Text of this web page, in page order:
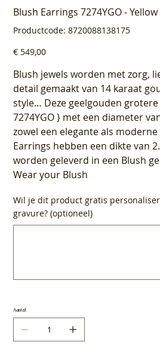
Blush Earrings 7274YGO -
Productcode: Productcode
8720088138175
8720088138175
Prijs
€ 549,00
Blush jewels worden met zorg,
detail gemaakt van 14 karaat
style… Deze geelgouden
7274YGO } met een diameter
zowel een elegante als
Earrings hebben een dikte van
worden geleverd in een Blush
Wear your Blush
Wil je dit product gratis
gravure? (optioneel)
Aantal